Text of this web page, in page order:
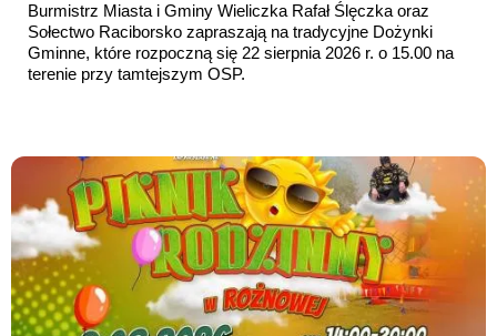
Burmistrz Miasta i Gminy Wieliczka Rafał Ślęczka oraz
Sołectwo Raciborsko zapraszają na tradycyjne Dożynki
Gminne, które rozpoczną się 22 sierpnia 2026 r. o 15.00 na
terenie przy tamtejszym OSP.